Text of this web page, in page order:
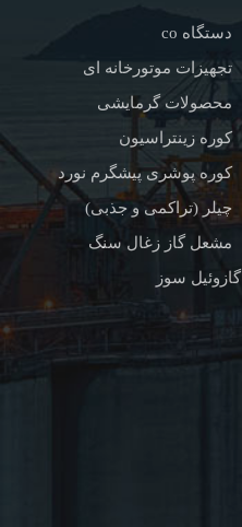
دستگاه co
تجهیزات موتورخانه ای
محصولات گرمایشی
کوره زینتراسیون
کوره پوشری پیشگرم نورد
چیلر (تراکمی و جذبی)
مشعل گاز زغال سنگ
گازوئیل سوز